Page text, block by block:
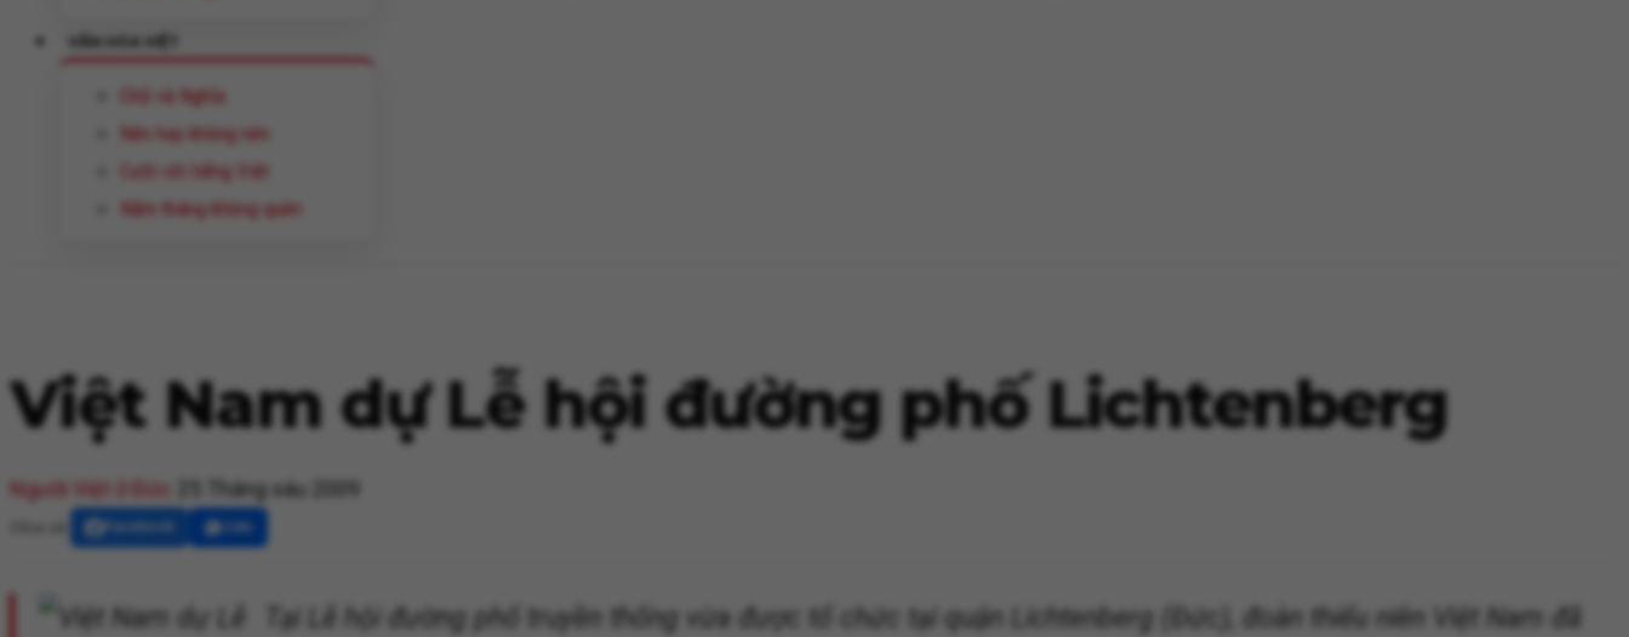
VĂN HÓA VIỆT
Chữ và Nghĩa
Nên hay không nên
Cười với tiếng Việt
Năm tháng không quên
Việt Nam dự Lễ hội đường phố Lichtenberg
Người Việt ở Đức 25 Tháng sáu 2009
Tại Lễ hội đường phố truyền thống vừa được tổ chức tại quận Lichtenberg (Đức), đoàn thiếu niên Việt Nam đã